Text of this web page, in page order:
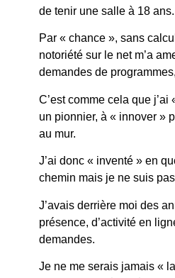
de tenir une salle à 18 ans.
Par « chance », sans
notoriété sur le net m’a
demandes de
C’est comme cela que
un pionnier, à « innover »
au mur.
J’ai donc « inventé » en
chemin mais je ne suis
J’avais derrière moi des
présence, d’activité en
demandes.
Je ne me serais jamais «